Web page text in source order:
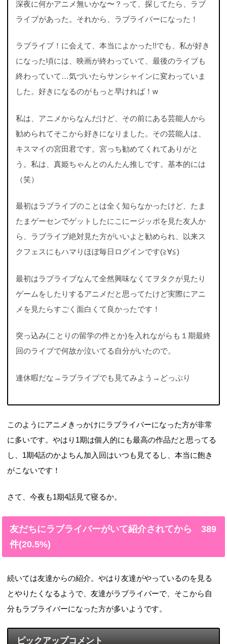
深夜に何かアニメ無いかな〜？って、探してたら、ラブ
ライブがあった。それから、ラブライバーになった！
ラブライブ！に会えて、本当によかった!!でも、私が好き
になった頃には、映画が終わっていて、最後のライブも
終わっていて…気づいたらサンシャインに変わっていま
した。好きになるのがもっと早ければ！w
私は、アニメからなんだけど、その前にある芸能人から
勧められてそこから好きになりました。その芸能人は、
キスマイの宮田君です。宮っち勧めてくれてありがと
う。私は、真姫ちゃんとのんたん推しです。基本的には
（笑）
最初はラブライブのことは全く知らなかったけど、たま
たまゲーセンでゲットしたにこにージッポを見た友人か
ら、ラブライブ絶対見た方がいいよと勧められ、以来ス
クフェスにもハマりほぼ毎日ログインです(≧∀≦)
最初はラブライブなんて全然興味なくてヲタクが見たり
ゲームをしたりするアニメだと思ってたけど実際にアニ
メを見たらすごく面白くて良かったです！
突っ込み(ことりの留学の件とか)を入れながらも１期最終
回のライブで何故か泣いてる自分がいたので。
連休暇だな→ラブライブでも見てみよう→どっぷり
このようにアニメきっかけにラブライバーになった方が非常
に多いです。やはり1期は個人的にも最高の作品だと思ってる
し、1期4話のかよちん加入回はいつも見てるし、本当に飽き
がこないです！
さて、今夜も1期4話見て寝るか。
友だちにラブライバーがいて紹介されてから 389
件(20.5%)
続いては友達からの紹介。やはり友達がやっているのを見る
とやりたくなるようで、友達がラブライバーで、そこから自
分もラブライバーになった方が多いようです。
ピックアップコメント